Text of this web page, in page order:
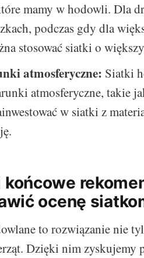
mamy w hodowli. Dla
podczas gdy dla
stosować siatki o
atmosferyczne: Siatki
atmosferyczne, takie
w siatki z
ocenę
to rozwiązanie nie
Dzięki nim zyskujemy